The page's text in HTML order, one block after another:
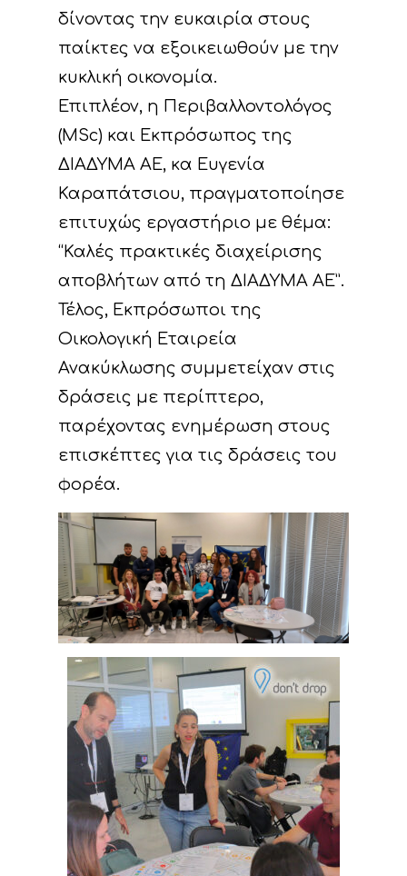
δίνοντας την ευκαιρία στους
παίκτες να εξοικειωθούν με την
κυκλική οικονομία.
Επιπλέον, η Περιβαλλοντολόγος
(MSc) και Εκπρόσωπος της
ΔΙΑΔΥΜΑ ΑΕ, κα Ευγενία
Καραπάτσιου, πραγματοποίησε
επιτυχώς εργαστήριο με θέμα:
“Καλές πρακτικές διαχείρισης
αποβλήτων από τη ΔΙΑΔΥΜΑ ΑΕ”.
Τέλος, Εκπρόσωποι της
Οικολογική Εταιρεία
Ανακύκλωσης συμμετείχαν στις
δράσεις με περίπτερο,
παρέχοντας ενημέρωση στους
επισκέπτες για τις δράσεις του
φορέα.